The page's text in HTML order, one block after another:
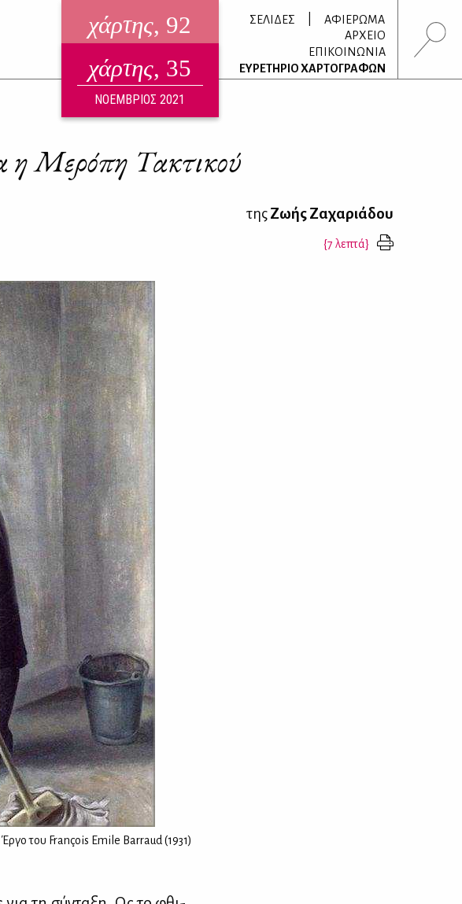
χάρτης, 92
ηλεκτρονικό περιοδικό
ΑΥΓΟΥΣΤΟΣ 2026
χάρτης, 35
ΝΟΕΜΒΡΙΟΣ 2021
ΣΕΛΙΔΕΣ
ΑΦΙΕΡΩΜΑ
ΑΡΧΕΙΟ
ΕΠΙΚΟΙΝΩΝΙΑ
ΕΥΡΕΤΗΡΙΟ ΧΑΡΤΟΓΡΑΦΩΝ
η Μερόπη Τακτικού
τηςΖωής Ζαχαριάδου
{7 λεπτά}
Έργο του François Emile Barraud (1931)